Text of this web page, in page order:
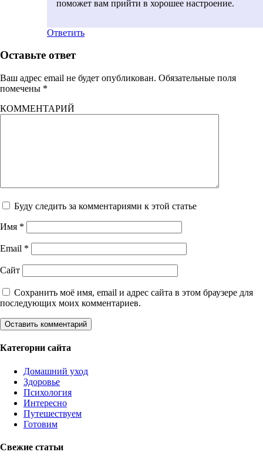
поможет вам прийти в хорошее настроение.
Ответить
Оставьте ответ
Ваш адрес email не будет опубликован. Обязательные поля
помечены *
КОММЕНТАРИЙ
Буду следить за комментариями к этой статье
Имя *
Email *
Сайт
Сохранить моё имя, email и адрес сайта в этом браузере для
последующих моих комментариев.
Категории сайта
Домашний уход
Здоровье
Психология
Интересно
Путешествуем
Готовим
Свежие статьи